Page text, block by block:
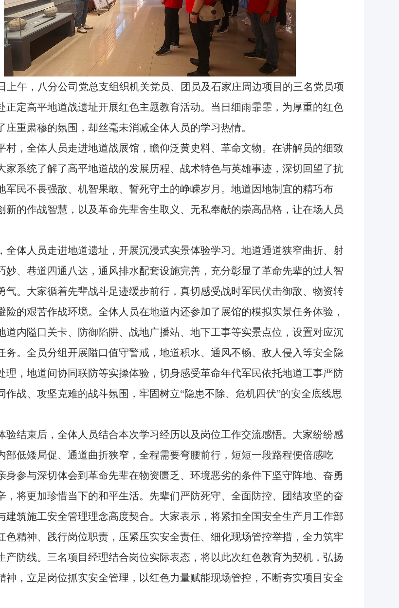
午，八分公司党总支组织机关党员、团员及石家庄周边项目的三名党员项
正定高平地道战遗址开展红色主题教育活动。当日细雨霏霏，为厚重的红色
庄重肃穆的氛围，却丝毫未消减全体人员的学习热情。
，全体人员走进地道战展馆，瞻仰泛黄史料、革命文物。在讲解员的细致
家系统了解了高平地道战的发展历程、战术特色与英雄事迹，深切回望了抗
军民不畏强敌、机智果敢、誓死守土的峥嵘岁月。地道因地制宜的精巧布
新的作战智慧，以及革命先辈舍生取义、无私奉献的崇高品格，让在场人员
体人员走进地道遗址，开展沉浸式实景体验学习。地道通道狭窄曲折、射
妙、巷道四通八达，通风排水配套设施完善，充分彰显了革命先辈的过人智
气。大家循着先辈战斗足迹缓步前行，真切感受战时军民伏击御敌、物资转
险的艰苦作战环境。全体人员在地道内还参加了展馆的模拟实景任务体验，
道内隘口关卡、防御陷阱、战地广播站、地下工事等实景点位，设置对应沉
务。全员分组开展隘口值守警戒，地道积水、通风不畅、敌人侵入等安全隐
理，地道间协同联防等实操体验，切身感受革命年代军民依托地道工事严防
作战、攻坚克难的战斗氛围，牢固树立“隐患不除、危机四伏”的安全底线思
结束后，全体人员结合本次学习经历以及岗位工作交流感悟。大家纷纷感
部低矮局促、通道曲折狭窄，全程需要弯腰前行，短短一段路程便倍感吃
身参与深切体会到革命先辈在物资匮乏、环境恶劣的条件下坚守阵地、奋勇
，将更加珍惜当下的和平生活。先辈们严防死守、全面防控、团结攻坚的奋
建筑施工安全管理理念高度契合。大家表示，将紧扣全国安全生产月工作部
色精神、践行岗位职责，压紧压实安全责任、细化现场管控举措，全力筑牢
产防线。三名项目经理结合岗位实际表态，将以此次红色教育为契机，弘扬
神，立足岗位抓实安全管理，以红色力量赋能现场管控，不断夯实项目安全